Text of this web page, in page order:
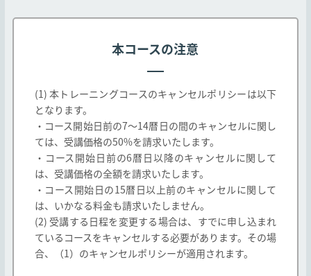
載されるコース及び、弊社教育パンフレット等に
ンフレット等に掲載されたコースであっても、以
下各号に定めるコースの取り扱いについては以下
一社研修としてのみ提供されるコースは弊社と
お客様間で別途締結する契約に基づき提供され
るものとし、本規約は適用されません。
弊社以外の第三者が提供し、弊社が受講の取次
のみを行う(以下「他社開催」とします、また当
該第三者を「他社」とします)コースは、本規約
と他社の定める契約条件の両方が適用されるも
のとします。但し、本規約と他社の定める契約
条件が異なる場合は他社の契約条件が本規約に
優先して適用されます。
本コースの注意
(1) 本トレーニングコースのキャンセルポリシーは以下
となります。
・コース開始日前の7～14暦日の間のキャンセルに関し
ては、受講価格の50%を請求いたします。
・コース開始日前の6暦日以降のキャンセルに関して
は、受講価格の全額を請求いたします。
・コース開始日の15暦日以上前のキャンセルに関して
は、いかなる料金も請求いたしません。
(2) 受講する日程を変更する場合は、すでに申し込まれ
ているコースをキャンセルする必要があります。その場
合、（1）のキャンセルポリシーが適用されます。